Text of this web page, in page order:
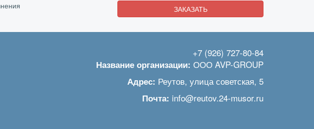
ЗАКАЗАТЬ
+7 (926) 727-80-84
Название организации: ООО AVP-GROUP
Адрес: Реутов, улица советская, 5
Почта: info@reutov.24-musor.ru